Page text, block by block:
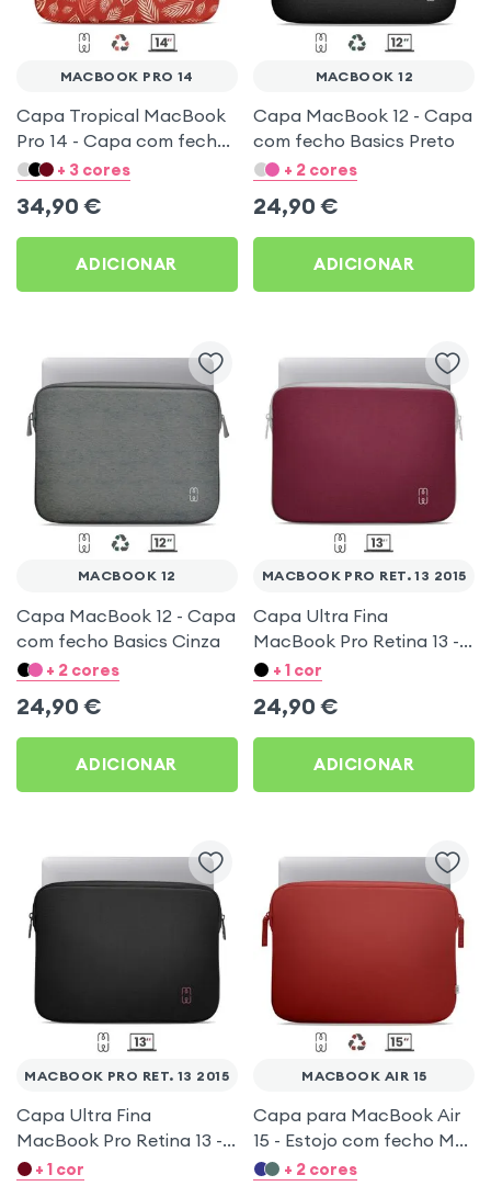
MACBOOK PRO 14
Capa Tropical MacBook
Pro 14 - Capa com fecho
MW Pattern ²Life
+ 3 cores
34,90 €
ADICIONAR
MACBOOK 12
Capa MacBook 12 - Capa
com fecho Basics Preto
+ 2 cores
24,90 €
ADICIONAR
MACBOOK 12
Capa MacBook 12 - Capa
com fecho Basics Cinza
+ 2 cores
24,90 €
ADICIONAR
MACBOOK PRO RET. 13 2015
Capa Ultra Fina
MacBook Pro Retina 13 -
Capa com fecho MW
+ 1 cor
24,90 €
ADICIONAR
MACBOOK PRO RET. 13 2015
Capa Ultra Fina
MacBook Pro Retina 13 -
Capa com fecho MW
+ 1 cor
MACBOOK AIR 15
Capa para MacBook Air
15 - Estojo com fecho MW
Basics ²Life Vermelho
+ 2 cores